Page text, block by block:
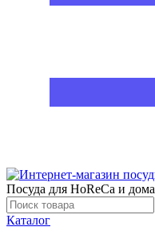
Посуда для HoReCa и дома
Каталог